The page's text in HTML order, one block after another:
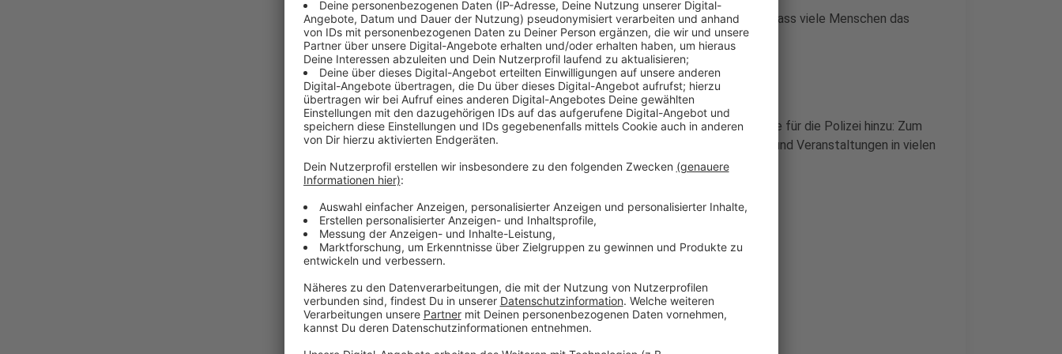
Hier habe es sich auch schon in den Jahren vor Corona etabliert, dass viele Menschen das
komplette Karnevals-Wochenende mittlerweile "durchfeiern":
Anzeige
Morgen am Sonntag kommen dann weitere Einsatz-Schwerpunkte für die Polizei hinzu: Zum
einen das närrische Treiben auf der Kö, zum anderen die Umzüge und Veranstaltungen in vielen
Stadtteilen.
Weitere Infos und Links zum Thema:
Kinder- und Jugendumzug heute am Samstag, 18.2.2023